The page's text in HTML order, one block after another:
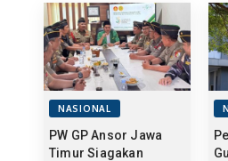
NASIONAL
PW GP Ansor Jawa
Timur Siagakan